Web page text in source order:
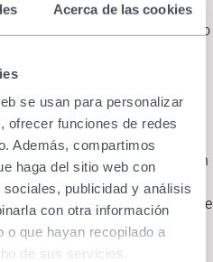
Acerca de las cookies
se usan para personalizar
ofrecer funciones de redes
Además, compartimos
haga del sitio web con
publicidad y análisis
con otra información
o que hayan recopilado a
de sus servicios.
y familiar difundiendo, a
medidas contempladas tanto
y por razón de sexo.
laboral donde se respete
por razón de sexo u
de personas que trabajan
ni consintiendo y, en su
todas las conductas de
a todos los empleados y